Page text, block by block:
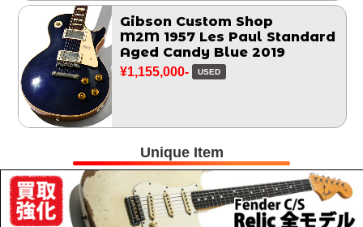
Gibson Custom Shop
M2M 1957 Les Paul Standard
Aged Candy Blue 2019
¥1,155,000- USED
Unique Item